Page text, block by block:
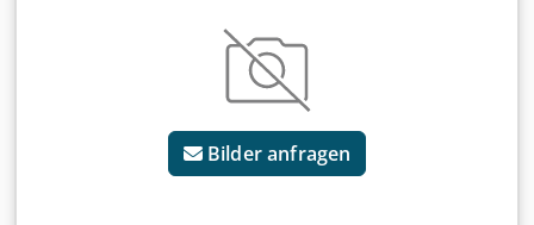
Bilder anfragen